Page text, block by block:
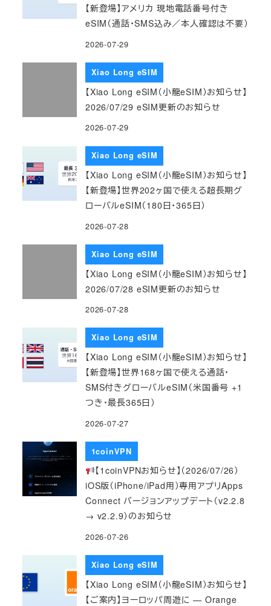
【新登場】アメリカ 現地電話番号付き
eSIM（通話・SMS込み／本人確認は不要）
2026-07-29
Xiao Long eSIM
【Xiao Long eSIM（小龍eSIM）お知らせ】
2026/07/29 eSIM更新のお知らせ
2026-07-29
Xiao Long eSIM
【Xiao Long eSIM（小龍eSIM）お知らせ】
【新登場】世界202ヶ国で使える超長期グ
ローバルeSIM（180日・365日）
2026-07-28
Xiao Long eSIM
【Xiao Long eSIM（小龍eSIM）お知らせ】
2026/07/28 eSIM更新のお知らせ
2026-07-28
Xiao Long eSIM
【Xiao Long eSIM（小龍eSIM）お知らせ】
【新登場】世界168ヶ国で使える通話・
SMS付きグローバルeSIM（米国番号 +1
つき・最長365日）
2026-07-27
1coinVPN
【1coinVPNお知らせ】（2026/07/26）
iOS版（iPhone/iPad用）専用アプリApps
Connect バージョンアップデート（v2.2.8
→ v2.2.9）のお知らせ
2026-07-26
Xiao Long eSIM
【Xiao Long eSIM（小龍eSIM）お知らせ】
【ご案内】ヨーロッパ周遊に — Orange